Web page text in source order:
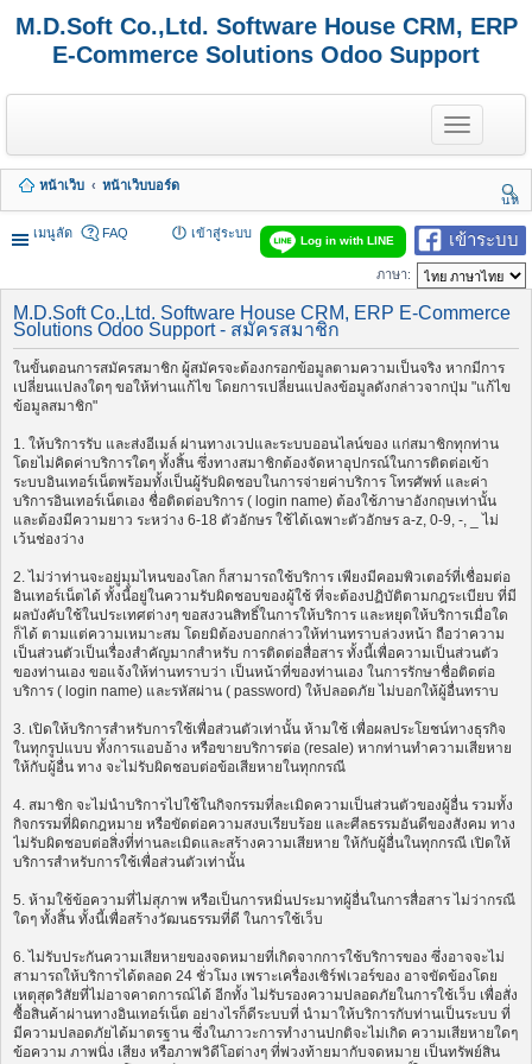
M.D.Soft Co.,Ltd. Software House CRM, ERP
E-Commerce Solutions Odoo Support
T
o
g
e
n
a
v
i
a
o
n
หน้าเว็บ
หน้าเว็บบอร์ด
นห
า
เมนูลัด
เข้าระบบ
Log in with LINE
FAQ เข้าสู่ระบบ
ภาษา:
M.D.Soft Co.,Ltd. Software House CRM, ERP E-Commerce
Solutions Odoo Support - สมัครสมาชิก
ในขั้นตอนการสมัครสมาชิก ผู้สมัครจะต้องกรอกข้อมูลตามความเป็นจริง หากมีการ
เปลี่ยนแปลงใดๆ ขอให้ท่านแก้ไข โดยการเปลี่ยนแปลงข้อมูลดังกล่าวจากปุ่ม "แก้ไข
ข้อมูลสมาชิก"
1. ให้บริการรับ และส่งอีเมล์ ผ่านทางเวปและระบบออนไลน์ของ แก่สมาชิกทุกท่าน
โดยไม่คิดค่าบริการใดๆ ทั้งสิ้น ซึ่งทางสมาชิกต้องจัดหาอุปกรณ์ในการติดต่อเข้า
ระบบอินเทอร์เน็ตพร้อมทั้งเป็นผู้รับผิดชอบในการจ่ายค่าบริการ โทรศัพท์ และค่า
บริการอินเทอร์เน็ตเอง ชื่อติดต่อบริการ ( login name) ต้องใช้ภาษาอังกฤษเท่านั้น
และต้องมีความยาว ระหว่าง 6-18 ตัวอักษร ใช้ได้เฉพาะตัวอักษร a-z, 0-9, -, _ ไม่
เว้นช่องว่าง
2. ไม่ว่าท่านจะอยู่มุมไหนของโลก ก็สามารถใช้บริการ เพียงมีคอมพิวเตอร์ที่เชื่อมต่อ
อินเทอร์เน็ตได้ ทั้งนี้อยู่ในความรับผิดชอบของผู้ใช้ ที่จะต้องปฏิบัติตามกฎระเบียบ ที่มี
ผลบังคับใช้ในประเทศต่างๆ ขอสงวนสิทธิ์ในการให้บริการ และหยุดให้บริการเมื่อใด
ก็ได้ ตามแต่ความเหมาะสม โดยมิต้องบอกกล่าวให้ท่านทราบล่วงหน้า ถือว่าความ
เป็นส่วนตัวเป็นเรื่องสำคัญมากสำหรับ การติดต่อสื่อสาร ทั้งนี้เพื่อความเป็นส่วนตัว
ของท่านเอง ขอแจ้งให้ท่านทราบว่า เป็นหน้าที่ของท่านเอง ในการรักษาชื่อติดต่อ
บริการ ( login name) และรหัสผ่าน ( password) ให้ปลอดภัย ไม่บอกให้ผู้อื่นทราบ
3. เปิดให้บริการสำหรับการใช้เพื่อส่วนตัวเท่านั้น ห้ามใช้ เพื่อผลประโยชน์ทางธุรกิจ
ในทุกรูปแบบ ทั้งการแอบอ้าง หรือขายบริการต่อ (resale) หากท่านทำความเสียหาย
ให้กับผู้อื่น ทาง จะไม่รับผิดชอบต่อข้อเสียหายในทุกกรณี
4. สมาชิก จะไม่นำบริการไปใช้ในกิจกรรมที่ละเมิดความเป็นส่วนตัวของผู้อื่น รวมทั้ง
กิจกรรมที่ผิดกฎหมาย หรือขัดต่อความสงบเรียบร้อย และศีลธรรมอันดีของสังคม ทาง
ไม่รับผิดชอบต่อสิ่งที่ท่านละเมิดและสร้างความเสียหาย ให้กับผู้อื่นในทุกกรณี เปิดให้
บริการสำหรับการใช้เพื่อส่วนตัวเท่านั้น
5. ห้ามใช้ข้อความที่ไม่สุภาพ หรือเป็นการหมิ่นประมาทผู้อื่นในการสื่อสาร ไม่ว่ากรณี
ใดๆ ทั้งสิ้น ทั้งนี้เพื่อสร้างวัฒนธรรมที่ดี ในการใช้เว็บ
6. ไม่รับประกันความเสียหายของจดหมายที่เกิดจากการใช้บริการของ ซึ่งอาจจะไม่
สามารถให้บริการได้ตลอด 24 ชั่วโมง เพราะเครื่องเซิร์ฟเวอร์ของ อาจขัดข้องโดย
เหตุสุดวิสัยที่ไม่อาจคาดการณ์ได้ อีกทั้ง ไม่รับรองความปลอดภัยในการใช้เว็บ เพื่อสั่ง
ซื้อสินค้าผ่านทางอินเทอร์เน็ต อย่างไรก็ดีระบบที่ นำมาให้บริการกับท่านเป็นระบบ ที่
มีความปลอดภัยได้มาตรฐาน ซึ่งในภาวะการทำงานปกติจะไม่เกิด ความเสียหายใดๆ
ข้อความ ภาพนิ่ง เสียง หรือภาพวิดีโอต่างๆ ที่พ่วงท้ายมากับจดหมาย เป็นทรัพย์สิน